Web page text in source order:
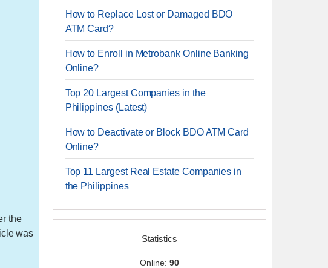
the
was
How to Replace Lost or Damaged BDO
ATM Card?
How to Enroll in Metrobank Online Banking
Online?
Top 20 Largest Companies in the
Philippines (Latest)
How to Deactivate or Block BDO ATM Card
Online?
Top 11 Largest Real Estate Companies in
the Philippines
Statistics
Online: 90